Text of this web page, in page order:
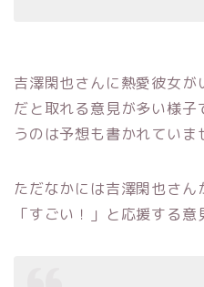
吉澤閑也さんに熱愛彼女が
だと取れる意見が多い様
うのは予想も書かれていま
ただなかには吉澤閑也さ
「すごい！」と応援する意